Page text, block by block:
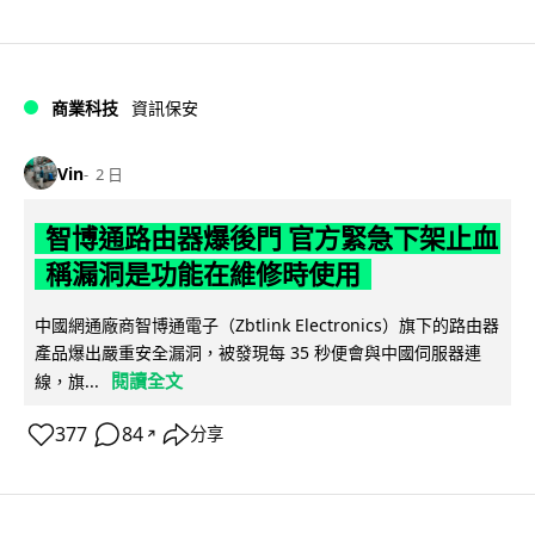
商業科技 資訊保安
Vin 2 日
智博通路由器爆後門 官方緊急下架止血
稱漏洞是功能在維修時使用
中國網通廠商智博通電子（Zbtlink Electronics）旗下的路由器
產品爆出嚴重安全漏洞，被發現每 35 秒便會與中國伺服器連
線，旗...
閱讀全文
377 84 ↗ 分享